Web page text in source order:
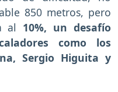
850 metros, pero
al 10%, un desafío
como los
Sergio Higuita y